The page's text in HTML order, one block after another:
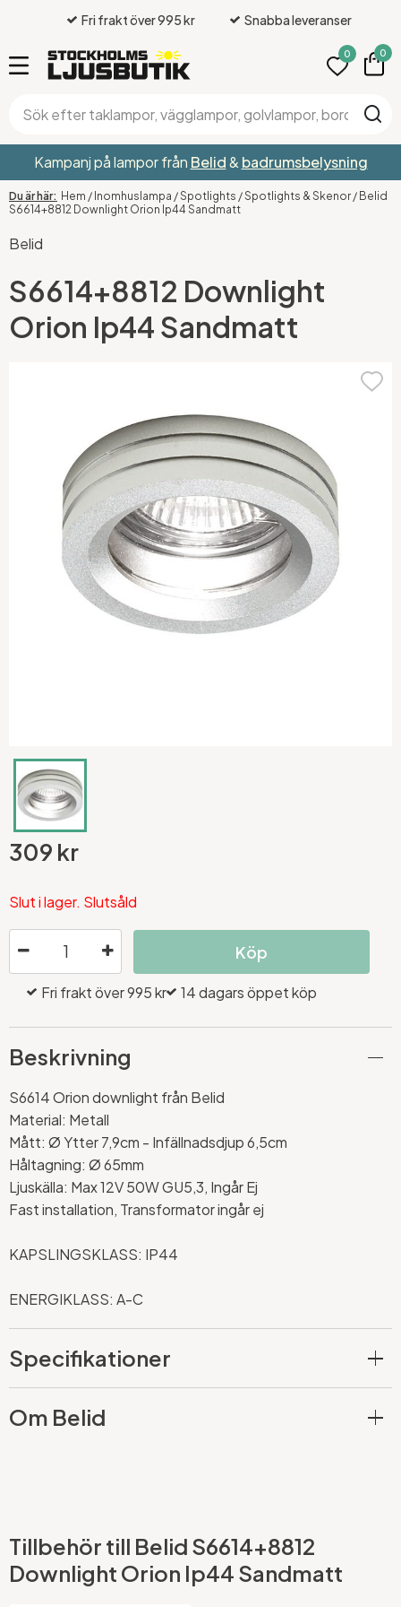
Fri frakt över 995 kr Snabba leveranser
0 0
Kampanj på lampor från Belid& badrumsbelysning
Hem / Inomhuslampa /Spotlights /Spotlights & Skenor / Belid
S6614+8812 Downlight Orion Ip44 Sandmatt
Belid
S6614+8812 Downlight
Orion Ip44 Sandmatt
309 kr
Slut i lager. Slutsåld
Köp
Fri frakt över 995 kr 14 dagars öppet köp
Beskrivning
S6614 Orion downlight från Belid
Material: Metall
Mått: Ø Ytter 7,9cm - Infällnadsdjup 6,5cm
Håltagning: Ø 65mm
Ljuskälla: Max 12V 50W GU5,3, Ingår Ej
Fast installation, Transformator ingår ej
KAPSLINGSKLASS: IP44
ENERGIKLASS: A-C
Specifikationer
Om Belid
Tillbehör till Belid S6614+8812
Downlight Orion Ip44 Sandmatt